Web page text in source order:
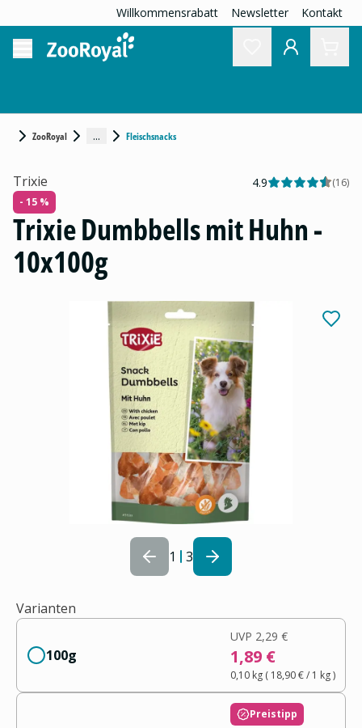
Willkommensrabatt Newsletter Kontakt
ZooRoyal ... Fleischsnacks
1 3
Trixie 4.9 (16)
- 15 %
Trixie Dumbbells mit Huhn -
10x100g
Varianten
100g
UVP 2,29 €
1,89 €
0,10 kg( 18,90 €/ 1 kg)
Preistipp